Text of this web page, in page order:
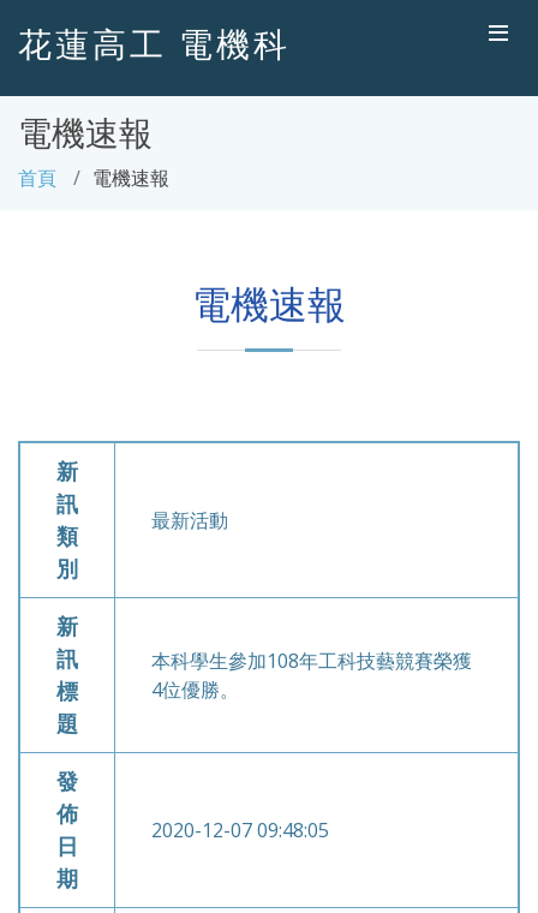
花蓮高工 電機科
電機速報
首頁 電機速報
電機速報
新
訊
類
別
最新活動
新
訊
標
題
本科學生參加108年工科技藝競賽榮獲
4位優勝。
發
佈
日
期
2020-12-07 09:48:05